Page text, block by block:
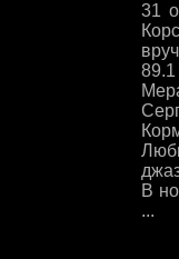
31
В
...